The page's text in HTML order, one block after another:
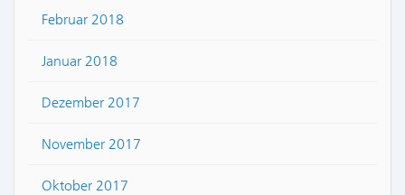
Februar 2018
Januar 2018
Dezember 2017
November 2017
Oktober 2017